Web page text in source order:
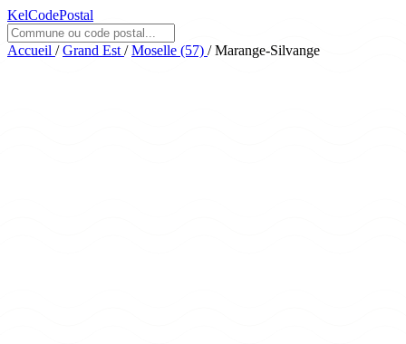
KelCodePostal
Accueil / Grand Est / Moselle (57) / Marange-Silvange